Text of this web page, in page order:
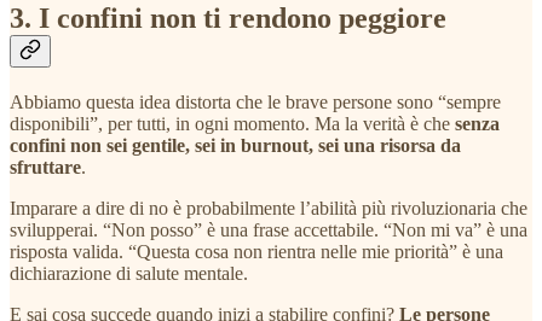
3. I confini non ti rendono peggiore
Abbiamo questa idea distorta che le brave persone sono “sempre
disponibili”, per tutti, in ogni momento. Ma la verità è che senza
confini non sei gentile, sei in burnout, sei una risorsa da
sfruttare.
Imparare a dire di no è probabilmente l’abilità più rivoluzionaria che
svilupperai. “Non posso” è una frase accettabile. “Non mi va” è una
risposta valida. “Questa cosa non rientra nelle mie priorità” è una
dichiarazione di salute mentale.
E sai cosa succede quando inizi a stabilire confini? Le persone